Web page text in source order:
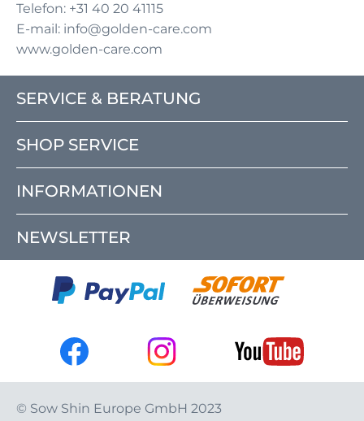
Telefon: +31 40 20 41115
E-mail: info@golden-care.com
www.golden-care.com
SERVICE & BERATUNG
SHOP SERVICE
INFORMATIONEN
NEWSLETTER
© Sow Shin Europe GmbH 2023